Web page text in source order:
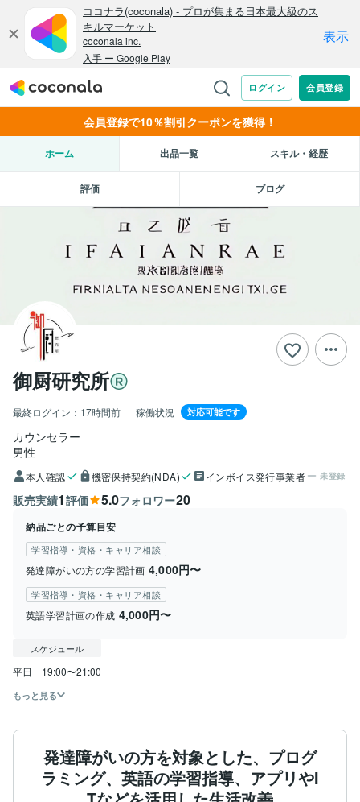
会員登録で10％割引クーポンを獲得！
ホーム 出品一覧 スキル・経歴
評価 ブログ
御厨研究所
最終ログイン： 17時間前 稼働状況 対応可能です
カウンセラー
男性
本人確認 機密保持契約(NDA) インボイス発行事業者 未登録
販売実績1 評価 5.0フォロワー20
納品ごとの予算目安
学習指導・資格・キャリア相談
発達障がいの方の学習計画 4,000円〜
学習指導・資格・キャリア相談
英語学習計画の作成 4,000円〜
スケジュール
もっと見る
発達障がいの方を対象とした、プログ
ラミング、英語の学習指導、アプリやI